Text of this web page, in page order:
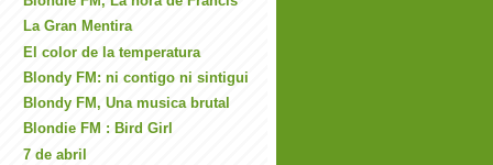
La Gran Mentira
El color de la temperatura
Blondy FM: ni contigo ni sintigui
Blondy FM, Una musica brutal
Blondie FM : Bird Girl
7 de abril